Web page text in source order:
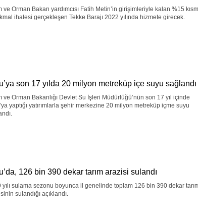
ve Orman Bakan yardımcısı Fatih Metin’in girişimleriyle kalan %15
ihalesi gerçekleşen Tekke Barajı 2022 yılında hizmete girecek.
son 17 yılda 20 milyon metreküp içe suyu sağlandı
ve Orman Bakanlığı Devlet Su İşleri Müdürlüğü’nün son 17 yıl içinde
yaptığı yatırımlarla şehir merkezine 20 milyon metreküp içme suyu
126 bin 390 dekar tarım arazisi sulandı
yılı sulama sezonu boyunca il genelinde toplam 126 bin 390 dekar
sulandığı açıklandı.